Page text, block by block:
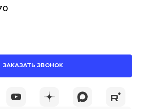
ЗАКАЗАТЬ ЗВОНОК